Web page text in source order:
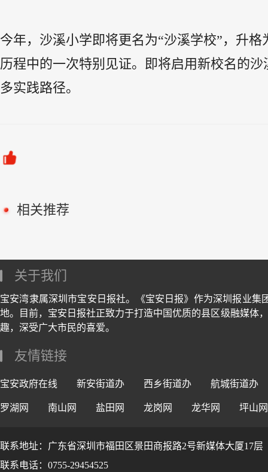
今年，沙溪小学即将更名为“沙溪学校”，升
历程中的一次特别见证。即将启用新校名的
多实践路径。
相关推荐
关于我们
宝安湾隶属深圳市宝安日报社。《宝安日报》作为深圳报业
地。目前，宝安日报社正致力于打造中国优质的县区级融媒体
趣，深受广大市民的喜爱。
友情链接
宝安政府在线 新安街道办 西乡街道办 航城街道办
罗湖网 南山网 盐田网 龙岗网 龙华网 坪山网
联系地址：广东省深圳市福田区景田商报路2号新媒体大厦17层
联系电话：0755-29454525